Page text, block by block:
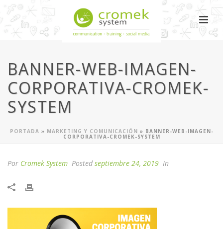
BANNER-WEB-IMAGEN-
CORPORATIVA-CROMEK-
SYSTEM
PORTADA » MARKETING Y COMUNICACIÓN » BANNER-WEB-IMAGEN-
CORPORATIVA-CROMEK-SYSTEM
Por Cromek System Posted septiembre 24, 2019 In